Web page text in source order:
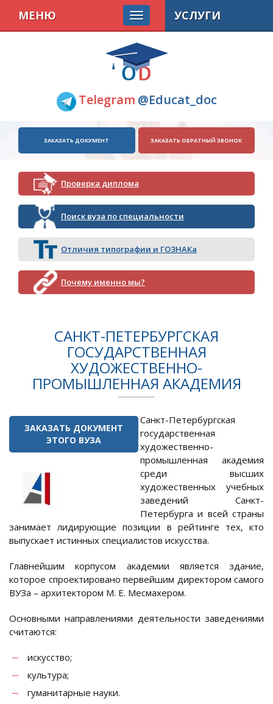
Telegram @Educat_doc
МЕНЮ
ЗАКАЗАТЬ ДОКУМЕНТ ЗАКАЗАТЬ ОБРАТНЫЙ ЗВОНОК
Проверка диплома
Поиск вуза по специальности
Отличия типографии и ГОЗНАКа
Почему именно мы?
УСЛУГИ
САНКТ-ПЕТЕРБУРГСКАЯ
ГОСУДАРСТВЕННАЯ
ХУДОЖЕСТВЕННО-
ПРОМЫШЛЕННАЯ АКАДЕМИЯ
ЗАКАЗАТЬ ДОКУМЕНТ
ЭТОГО ВУЗА
Санкт-Петербургская
государственная
художественно-
промышленная академия
среди высших
художественных учебных
заведений Санкт-
Петербурга и всей страны
занимает лидирующие позиции в рейтинге тех, кто
выпускает истинных специалистов искусства.
Главнейшим корпусом академии является здание,
которое спроектировано первейшим директором самого
ВУЗа – архитектором М. Е. Месмахером.
Основными направлениями деятельности заведениями
считаются:
искусство;
культура;
гуманитарные науки.